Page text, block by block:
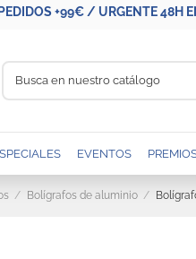
+99€ / URGENTE 48H
EVENTOS
Bolígrafos de aluminio